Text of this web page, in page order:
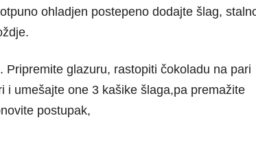
ohladjen postepeno dodajte šlag,
glazuru, rastopiti čokoladu na pari
i umešajte one 3 kašike šlaga,pa premažite
postupak,